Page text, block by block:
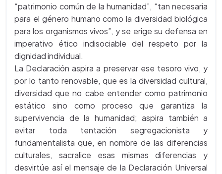
“patrimonio común de la humanidad”, “tan necesaria
para el género humano como la diversidad biológica
para los organismos vivos”, y se erige su defensa en
imperativo ético indisociable del respeto por la
dignidad individual.
La Declaración aspira a preservar ese tesoro vivo, y
por lo tanto renovable, que es la diversidad cultural,
diversidad que no cabe entender como patrimonio
estático sino como proceso que garantiza la
supervivencia de la humanidad; aspira también a
evitar toda tentación segregacionista y
fundamentalista que, en nombre de las diferencias
culturales, sacralice esas mismas diferencias y
desvirtúe así el mensaje de la Declaración Universal